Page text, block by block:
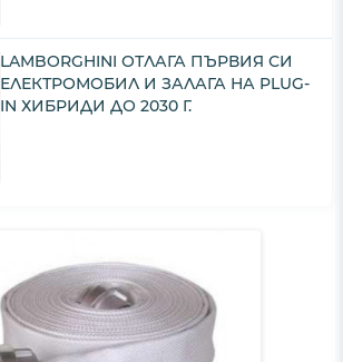
LAMBORGHINI ОТЛАГА ПЪРВИЯ СИ
ЕЛЕКТРОМОБИЛ И ЗАЛАГА НА PLUG-
IN ХИБРИДИ ДО 2030 Г.